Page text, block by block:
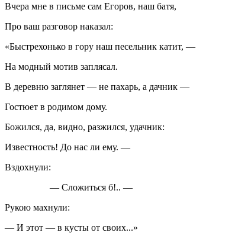
Вчера мне в письме сам Егоров, наш батя,
Про ваш разговор наказал:
«Быстрехонько в гору наш песельник катит, —
На модный мотив заплясал.
В деревню заглянет — не пахарь, а дачник —
Гостюет в родимом дому.
Божился, да, видно, разжился, удачник:
Известность! До нас ли ему. —
Вздохнули:
— Сложиться б!.. —
Рукою махнули:
— И этот — в кусты от своих...»